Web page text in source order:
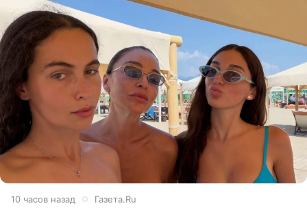
10 часов назад Газета.Ru